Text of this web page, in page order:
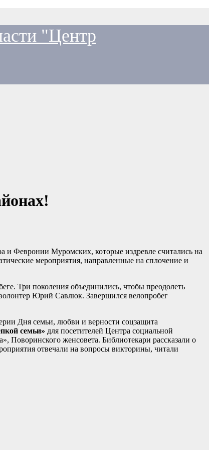
"Центр
и Февронии Муромских, которые издревле считались на
мероприятия, направленные на сплочение и
Три поколения объединились, чтобы преодолеть
Юрий Савлюк. Завершился велопробег
Дня семьи, любви и верности соцзащита
семьи» для посетителей Центра социальной
Поворинского женсовета. Библиотекари рассказали о
отвечали на вопросы викторины, читали